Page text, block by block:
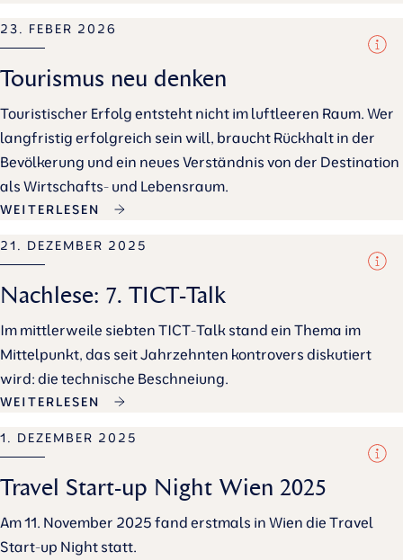
23. FEBER 2026
Tourismus neu denken
Touristischer Erfolg entsteht nicht im luftleeren Raum. Wer
langfristig erfolgreich sein will, braucht Rückhalt in der
Bevölkerung und ein neues Verständnis von der Destination
als Wirtschafts- und Lebensraum.
WEITERLESEN
21. DEZEMBER 2025
Nachlese: 7. TICT-Talk
Im mittlerweile siebten TICT-Talk stand ein Thema im
Mittelpunkt, das seit Jahrzehnten kontrovers diskutiert
wird: die technische Beschneiung.
WEITERLESEN
1. DEZEMBER 2025
Travel Start-up Night Wien 2025
Am 11. November 2025 fand erstmals in Wien die Travel
Start-up Night statt.